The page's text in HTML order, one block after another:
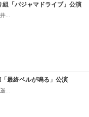
組「パジャマドライブ」公演
...
最終ベルが鳴る」公演
...